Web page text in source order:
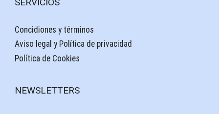
Concidiones y términos
Aviso legal y Política de privacidad
Política de Cookies
NEWSLETTERS